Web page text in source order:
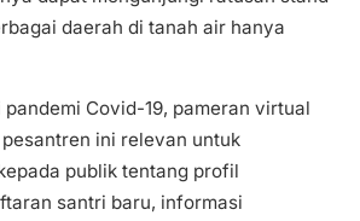
daerah di tanah air hanya
pandemi Covid-19, pameran virtual
ini relevan untuk
publik tentang profil
santri baru, informasi